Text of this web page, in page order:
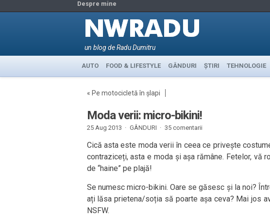
Despre mine
un blog de Radu Dumitru
AUTO FOOD & LIFESTYLE GÂNDURI ȘTIRI TEHNOLOGIE
« Pe motocicletă în șlapi
Moda verii: micro-bikini!
25 Aug 2013 · GÂNDURI · 35 comentarii
Cică asta este moda verii în ceea ce privește
contraziceți, asta e moda și așa rămâne. Fetelor, vă
de “haine” pe plajă!
Se numesc micro-bikini. Oare se găsesc și la noi?
ați lăsa prietena/soția să poarte așa ceva? Mai jos
NSFW.